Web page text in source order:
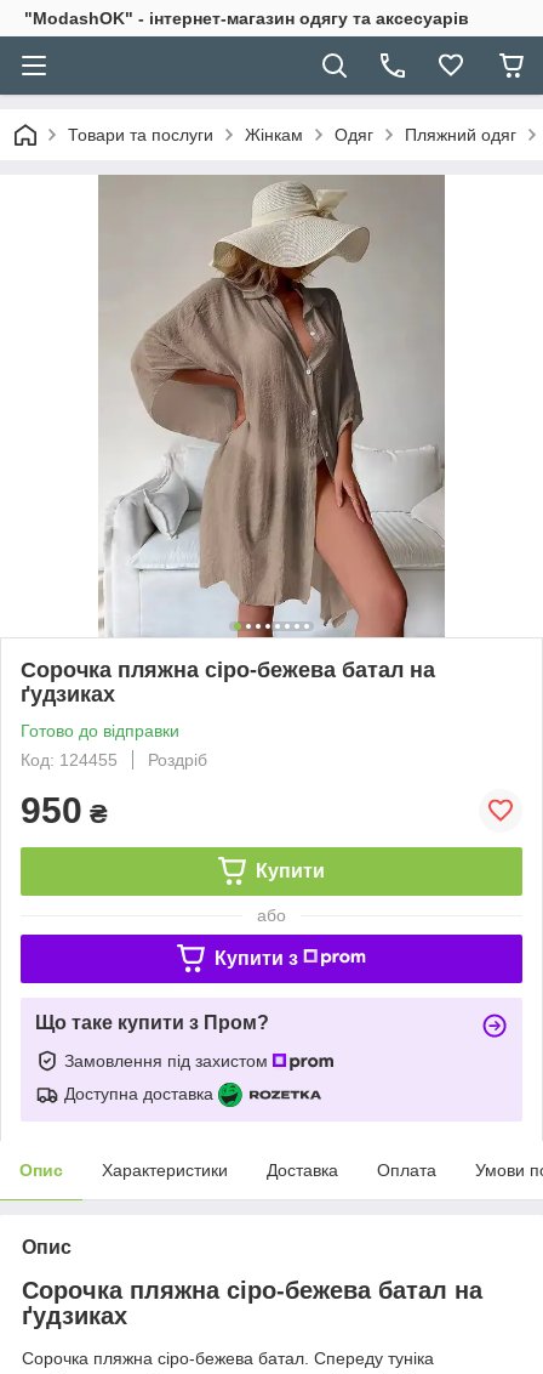
"ModashOK" - інтернет-магазин одягу та аксесуарів
Товари та послуги Жінкам Одяг Пляжний одяг
Сорочка пляжна сіро-бежева батал на
ґудзиках
Готово до відправки
Код: 124455
Роздріб
950 ₴
Купити
або
Купити з
Що таке купити з Пром?
Замовлення під захистом
Доступна доставка
Опис Характеристики Доставка Оплата Умови
Опис
Сорочка пляжна сіро-бежева батал на
ґудзиках
Сорочка пляжна сіро-бежева батал. Спереду туніка